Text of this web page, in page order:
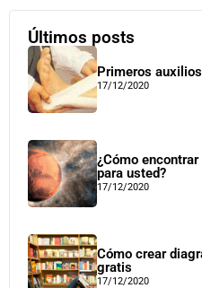
Últimos posts
Primeros
17/12/2020
¿Cómo
para usted?
17/12/2020
Cómo crear
gratis
17/12/2020